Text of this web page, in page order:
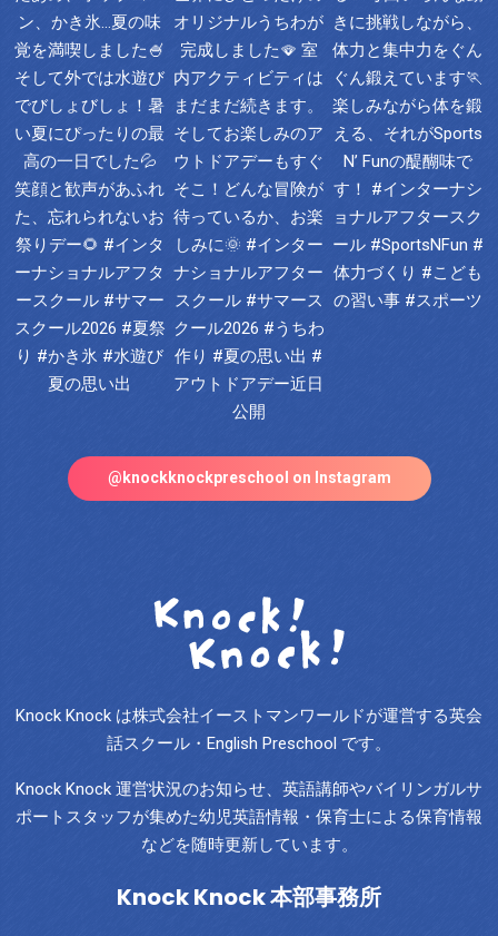
@knockknockpreschool on Instagram
Knock Knock は株式会社イーストマンワールドが運営する英会
話スクール・English Preschool です。
Knock Knock 運営状況のお知らせ、英語講師やバイリンガルサ
ポートスタッフが集めた幼児英語情報・保育士による保育情報
などを随時更新しています。
Knock Knock 本部事務所